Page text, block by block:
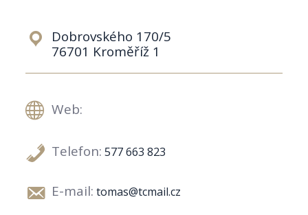
Dobrovského 170/5
76701 Kroměříž 1
Web:
Telefon: 577 663 823
E-mail: tomas@tcmail.cz